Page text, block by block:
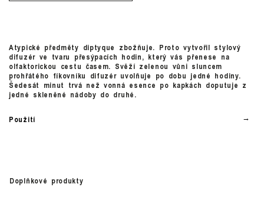
Atypické předměty diptyque zbožňuje. Proto vytvořil stylový
difuzér ve tvaru přesýpacích hodin, který vás přenese na
olfaktorickou cestu časem. Svěží zelenou vůni sluncem
prohřátého fíkovníku difuzér uvolňuje po dobu jedné hodiny.
Šedesát minut trvá než vonná esence po kapkách doputuje z
jedné skleněné nádoby do druhé.
Použití
Doplňkové produkty